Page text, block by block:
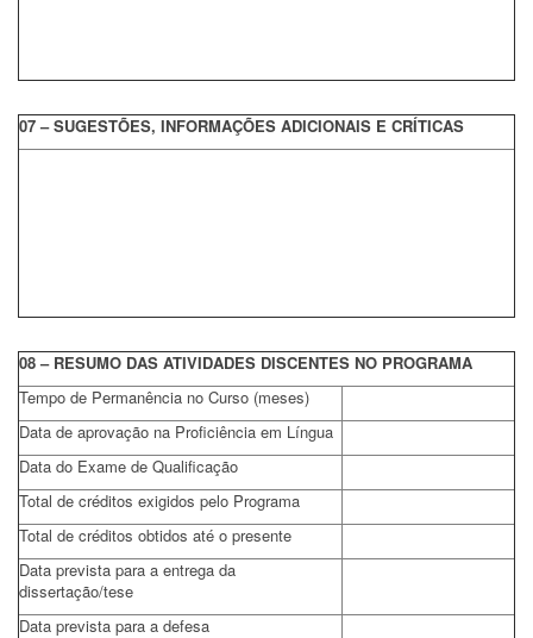
07 – SUGESTÕES, INFORMAÇÕES ADICIONAIS E CRÍTICAS
08 – RESUMO DAS ATIVIDADES DISCENTES NO PROGRAMA
Tempo de Permanência no Curso (meses)
Data de aprovação na Proficiência em Língua
Data do Exame de Qualificação
Total de créditos exigidos pelo Programa
Total de créditos obtidos até o presente
Data prevista para a entrega da
dissertação/tese
Data prevista para a defesa